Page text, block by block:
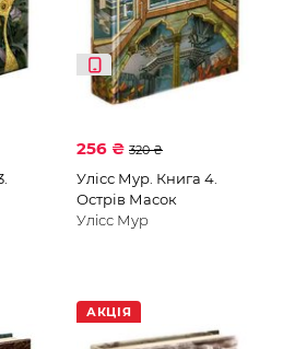
256 ₴ 320 ₴
Улісс Мур. Книга 4.
Острів Масок
Улісс Мур
АКЦІЯ